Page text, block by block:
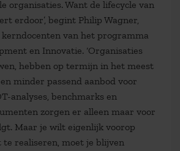
organisaties. Want de lifecycle van
erdoor’, begint Philip Wagner,
kerndocenten van het programma
en Innovatie. ‘Organisaties
hebben op termijn in het meest
minder passend aanbod voor
analyses, benchmarks en
zorgen er alleen maar voor
Maar je wilt eigenlijk voorop
te realiseren, moet je blijven